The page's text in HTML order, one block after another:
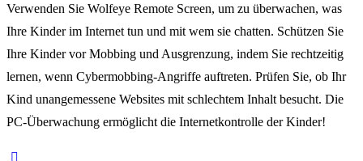
Verwenden Sie Wolfeye Remote Screen, um zu überwachen, was
Ihre Kinder im Internet tun und mit wem sie chatten. Schützen Sie
Ihre Kinder vor Mobbing und Ausgrenzung, indem Sie rechtzeitig
lernen, wenn Cybermobbing-Angriffe auftreten. Prüfen Sie, ob Ihr
Kind unangemessene Websites mit schlechtem Inhalt besucht. Die
PC-Überwachung ermöglicht die Internetkontrolle der Kinder!